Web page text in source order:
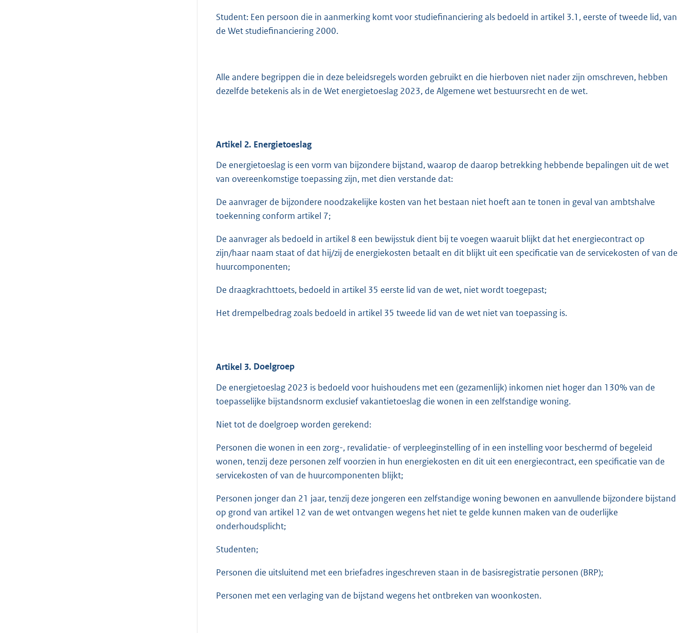
Student: Een persoon die in aanmerking komt voor studiefinanciering als bedoeld in artikel 3.1, eerste of tweede lid, van
de Wet studiefinanciering 2000.
Alle andere begrippen die in deze beleidsregels worden gebruikt en die hierboven niet nader zijn omschreven, hebben
dezelfde betekenis als in de Wet energietoeslag 2023, de Algemene wet bestuursrecht en de wet.
Artikel 2. Energietoeslag
De energietoeslag is een vorm van bijzondere bijstand, waarop de daarop betrekking hebbende bepalingen uit de wet
van overeenkomstige toepassing zijn, met dien verstande dat:
De aanvrager de bijzondere noodzakelijke kosten van het bestaan niet hoeft aan te tonen in geval van ambtshalve
toekenning conform artikel 7;
De aanvrager als bedoeld in artikel 8 een bewijsstuk dient bij te voegen waaruit blijkt dat het energiecontract op
zijn/haar naam staat of dat hij/zij de energiekosten betaalt en dit blijkt uit een specificatie van de servicekosten of van de
huurcomponenten;
De draagkrachttoets, bedoeld in artikel 35 eerste lid van de wet, niet wordt toegepast;
Het drempelbedrag zoals bedoeld in artikel 35 tweede lid van de wet niet van toepassing is.
Artikel 3. Doelgroep
De energietoeslag 2023 is bedoeld voor huishoudens met een (gezamenlijk) inkomen niet hoger dan 130% van de
toepasselijke bijstandsnorm exclusief vakantietoeslag die wonen in een zelfstandige woning.
Niet tot de doelgroep worden gerekend:
Personen die wonen in een zorg-, revalidatie- of verpleeginstelling of in een instelling voor beschermd of begeleid
wonen, tenzij deze personen zelf voorzien in hun energiekosten en dit uit een energiecontract, een specificatie van de
servicekosten of van de huurcomponenten blijkt;
Personen jonger dan 21 jaar, tenzij deze jongeren een zelfstandige woning bewonen en aanvullende bijzondere bijstand
op grond van artikel 12 van de wet ontvangen wegens het niet te gelde kunnen maken van de ouderlijke
onderhoudsplicht;
Studenten;
Personen die uitsluitend met een briefadres ingeschreven staan in de basisregistratie personen (BRP);
Personen met een verlaging van de bijstand wegens het ontbreken van woonkosten.